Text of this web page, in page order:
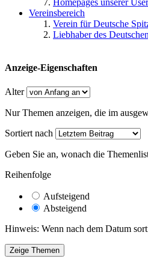
Homepages unserer User
Vereinsbereich
Verein für Deutsche
Liebhaber des
Anzeige-Eigenschaften
Alter
Nur Themen anzeigen, die im
Sortiert nach
Geben Sie an, wonach die
Reihenfolge
Aufsteigend
Absteigend
Hinweis: Wenn nach dem Datum